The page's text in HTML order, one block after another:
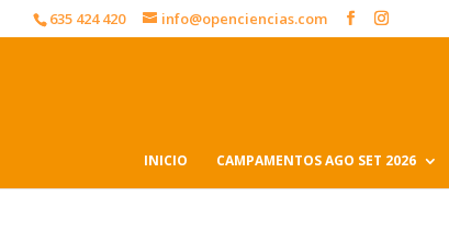
635 424 420 info@openciencias.com
INICIO CAMPAMENTOS AGO SET 2026